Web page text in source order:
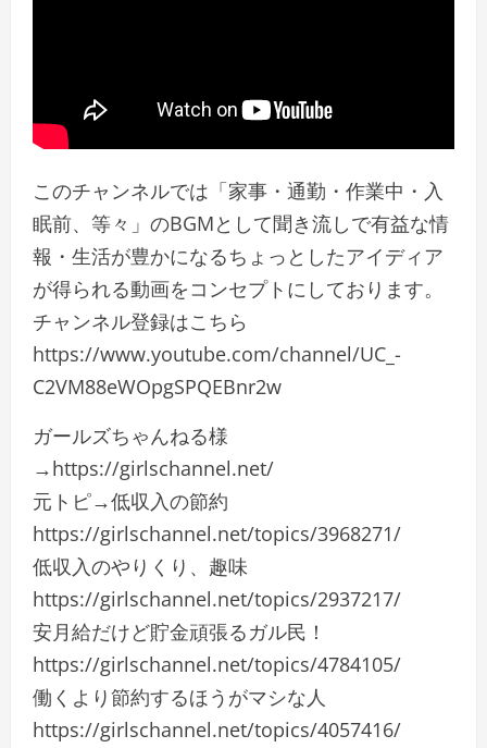
このチャンネルでは「家事・通勤・作業中・入
眠前、等々」のBGMとして聞き流しで有益な情
報・生活が豊かになるちょっとしたアイディア
が得られる動画をコンセプトにしております。
チャンネル登録はこちら
https://www.youtube.com/channel/UC_-
C2VM88eWOpgSPQEBnr2w
ガールズちゃんねる様
→https://girlschannel.net/
元トピ→低収入の節約
https://girlschannel.net/topics/3968271/
低収入のやりくり、趣味
https://girlschannel.net/topics/2937217/
安月給だけど貯金頑張るガル民！
https://girlschannel.net/topics/4784105/
働くより節約するほうがマシな人
https://girlschannel.net/topics/4057416/